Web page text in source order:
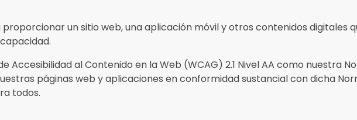
un sitio web, una aplicación móvil y otros contenidos digitales
Accesibilidad al Contenido en la Web (WCAG) 2.1 Nivel AA como nuestra
páginas web y aplicaciones en conformidad sustancial con dicha
todos.